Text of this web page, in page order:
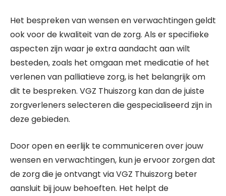
Het bespreken van wensen en verwachtingen geldt
ook voor de kwaliteit van de zorg. Als er specifieke
aspecten zijn waar je extra aandacht aan wilt
besteden, zoals het omgaan met medicatie of het
verlenen van palliatieve zorg, is het belangrijk om
dit te bespreken. VGZ Thuiszorg kan dan de juiste
zorgverleners selecteren die gespecialiseerd zijn in
deze gebieden.
Door open en eerlijk te communiceren over jouw
wensen en verwachtingen, kun je ervoor zorgen dat
de zorg die je ontvangt via VGZ Thuiszorg beter
aansluit bij jouw behoeften. Het helpt de